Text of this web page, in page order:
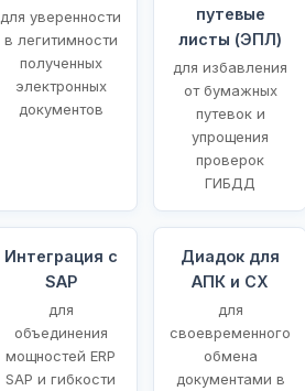
для уверенности
в легитимности
полученных
электронных
документов
путевые
листы (ЭПЛ)
для избавления
от бумажных
путевок и
упрощения
проверок
ГИБДД
Интеграция с
SAP
для
объединения
мощностей ERP
SAP и гибкости
Диадок для
АПК и СХ
для
своевременного
обмена
документами в